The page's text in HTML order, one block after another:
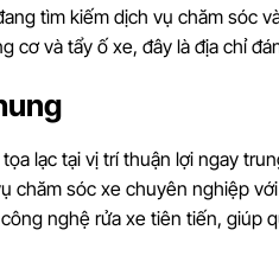
tìm kiếm dịch vụ chăm sóc
cơ và tẩy ố xe, đây là địa chỉ
lạc tại vị trí thuận lợi ngay
chăm sóc xe chuyên nghiệp
nghệ rửa xe tiên tiến, giúp